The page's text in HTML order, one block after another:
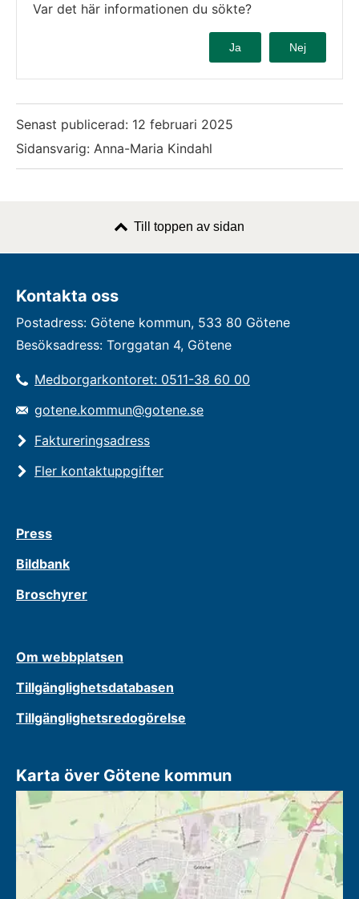
Var det här informationen du sökte?
Ja Nej
Senast publicerad: 12 februari 2025
Sidansvarig: Anna-Maria Kindahl
Till toppen av sidan
Kontakta oss
Postadress: Götene kommun, 533 80 Götene
Besöksadress: Torggatan 4, Götene
Medborgarkontoret: 0511-38 60 00
gotene.kommun@gotene.se
Faktureringsadress
Fler kontaktuppgifter
Press
Bildbank
Broschyrer
Om webbplatsen
Tillgänglighetsdatabasen
Tillgänglighetsredogörelse
Karta över Götene kommun